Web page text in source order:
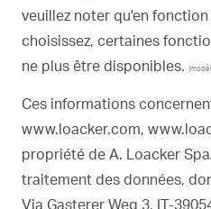
veuillez noter qu'en
choisissez, certaines
ne plus être disponibles.
Ces informations
www.loacker.com,
propriété de A. Loacker
traitement des données,
Via Gasterer Weg 3, IT-